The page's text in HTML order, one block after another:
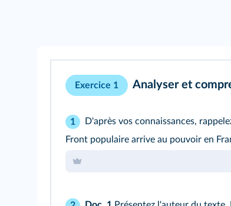
Exercice 1 Analyser et
1
D'après vos connaissances,
Front populaire arrive au pouvoir en